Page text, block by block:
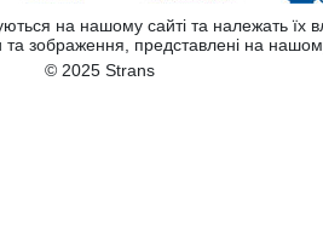
на нашому сайті та належать
зображення, представлені на
© 2025 Strans